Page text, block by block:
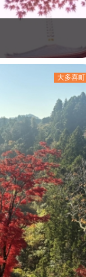
大多喜町